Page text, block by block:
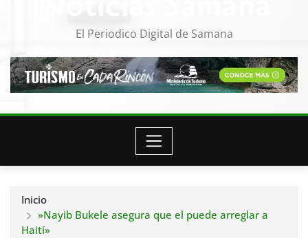
El Periodico Digital de Samana
Inicio
»Nayib Bukele asegura que el puede arreglar a
Haití»